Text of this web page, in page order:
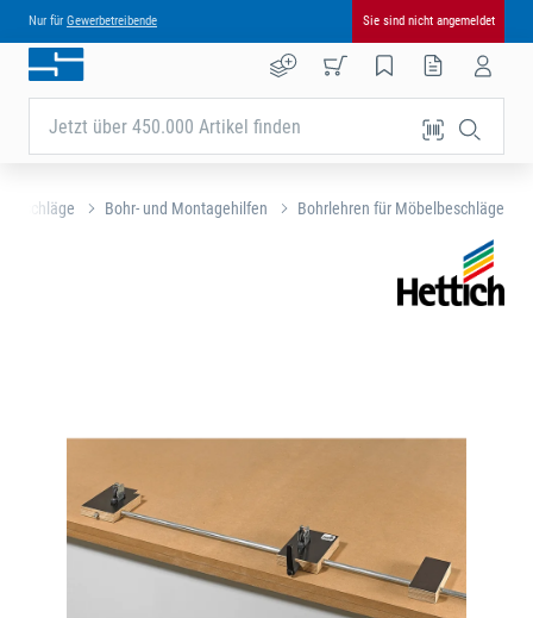
Nur für Gewerbetreibende Sie sind nicht angemeldet
Jetzt über 450.000 Artikel finden
Bohr- und Montagehilfen Bohrlehren für Möbelbeschläge